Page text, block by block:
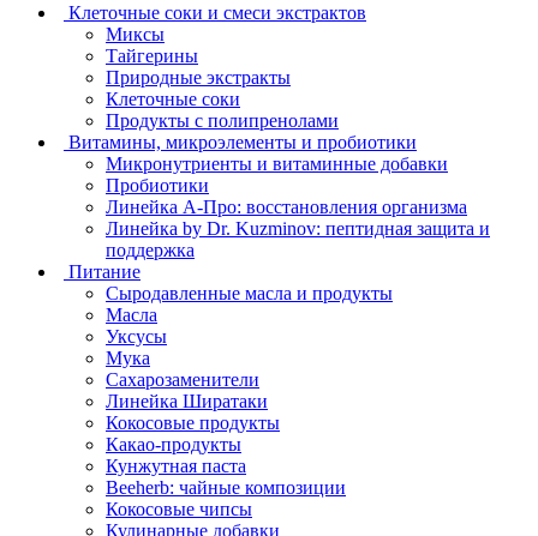
Клеточные соки и смеси экстрактов
Миксы
Тайгерины
Природные экстракты
Клеточные соки
Продукты с полипренолами
Витамины, микроэлементы и пробиотики
Микронутриенты и витаминные добавки
Пробиотики
Линейка А-Про: восстановления организма
Линейка by Dr. Kuzminov: пептидная защита и
поддержка
Питание
Сыродавленные масла и продукты
Масла
Уксусы
Мука
Сахарозаменители
Линейка Ширатаки
Кокосовые продукты
Какао-продукты
Кунжутная паста
Beeherb: чайные композиции
Кокосовые чипсы
Кулинарные добавки